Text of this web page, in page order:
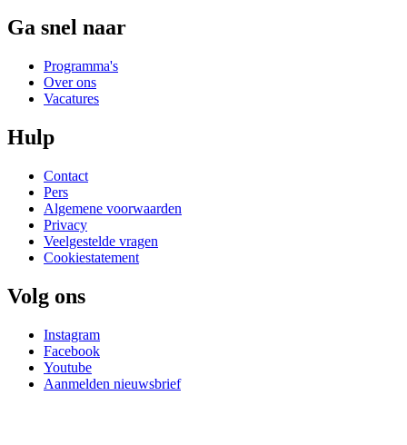
Ga snel naar
Programma's
Over ons
Vacatures
Hulp
Contact
Pers
Algemene voorwaarden
Privacy
Veelgestelde vragen
Cookiestatement
Volg ons
Instagram
Facebook
Youtube
Aanmelden nieuwsbrief